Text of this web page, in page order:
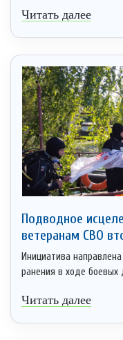
Читать далее
Подводное
ветеранам СВО
Инициатива
ранения в ходе боевых
Читать далее